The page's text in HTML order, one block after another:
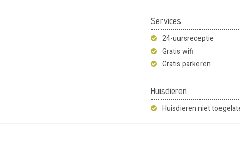
Services
24-uursreceptie
Gratis wifi
Gratis parkeren
Huisdieren
Huisdieren niet